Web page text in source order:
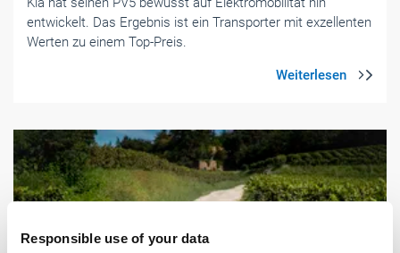
Responsible use of your data
entwickelt. Das Ergebnis ist ein Transporter mit exzellenten
Werten zu einem Top-Preis.